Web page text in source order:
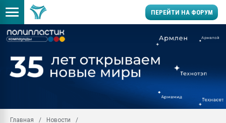
ПЕРЕЙТИ НА ФОРУМ
производство SPC
заводу пластмасс"
Главная
Новости